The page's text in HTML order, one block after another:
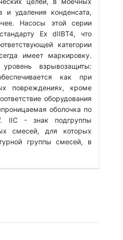
и удаления конденсата,
Насосы этой серии
Ex dIIBT4, что
категории
имеет маркировку.
взрывозащиты:
как при
повреждениях, кроме
оборудования
оболочка по
IIС - знак подгруппы
смесей, для которых
группы смесей, в